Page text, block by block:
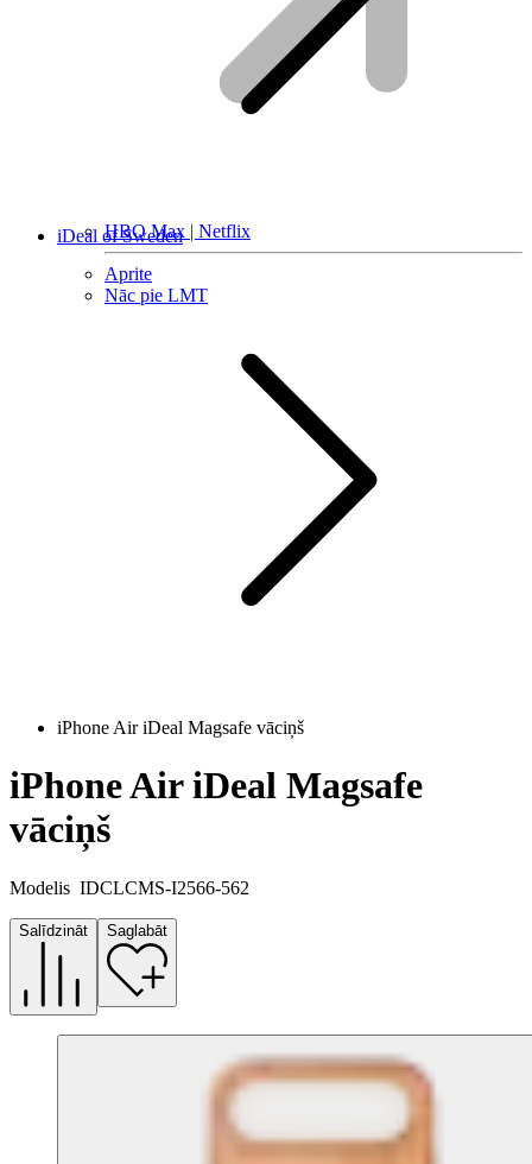
HBO Max | Netflix
Aprite
Nāc pie LMT
iDeal of Sweden
iPhone Air iDeal Magsafe vāciņš
iPhone Air iDeal Magsafe
vāciņš
Modelis IDCLCMS-I2566-562
Salīdzināt Saglabāt